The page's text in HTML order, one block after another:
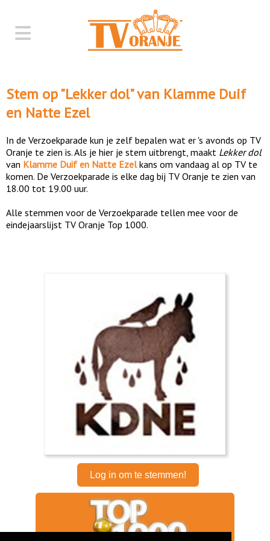
Stem op "Lekker dol" van Klamme Duif
en Natte Ezel
In de Verzoekparade kun je zelf bepalen wat er 's avonds op TV
Oranje te zien is. Als je hier je stem uitbrengt, maakt Lekker dol
van Klamme Duif en Natte Ezelkans om vandaag al op TV te
komen. De Verzoekparade is elke dag bij TV Oranje te zien van
18.00 tot 19.00 uur.
Alle stemmen voor de Verzoekparade tellen mee voor de
eindejaarslijst TV Oranje Top 1000.
Log in om te stemmen!